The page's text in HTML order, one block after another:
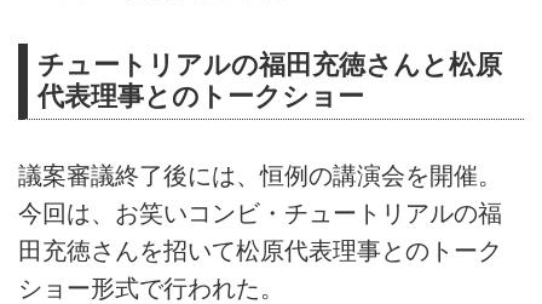
チュートリアルの福田充徳さんと松原
代表理事とのトークショー
議案審議終了後には、恒例の講演会を開催。
今回は、お笑いコンビ・チュートリアルの福
田充徳さんを招いて松原代表理事とのトーク
ショー形式で行われた。